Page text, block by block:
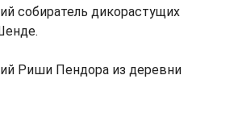
собиратель дикорастущих
Риши Пендора из деревни